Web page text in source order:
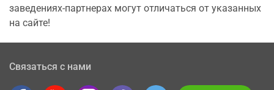
заведениях-партнерах могут отличаться от указанных
на сайте!
Связаться с нами